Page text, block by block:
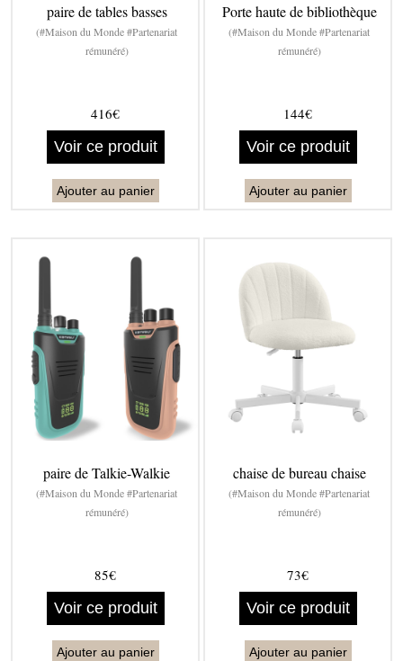
paire de tables basses
(#Maison du Monde #Partenariat
rémunéré)
416€
Voir ce produit
Ajouter au panier
Porte haute de bibliothèque
(#Maison du Monde #Partenariat
rémunéré)
144€
Voir ce produit
Ajouter au panier
paire de Talkie-Walkie
(#Maison du Monde #Partenariat
rémunéré)
85€
Voir ce produit
Ajouter au panier
chaise de bureau chaise
(#Maison du Monde #Partenariat
rémunéré)
73€
Voir ce produit
Ajouter au panier